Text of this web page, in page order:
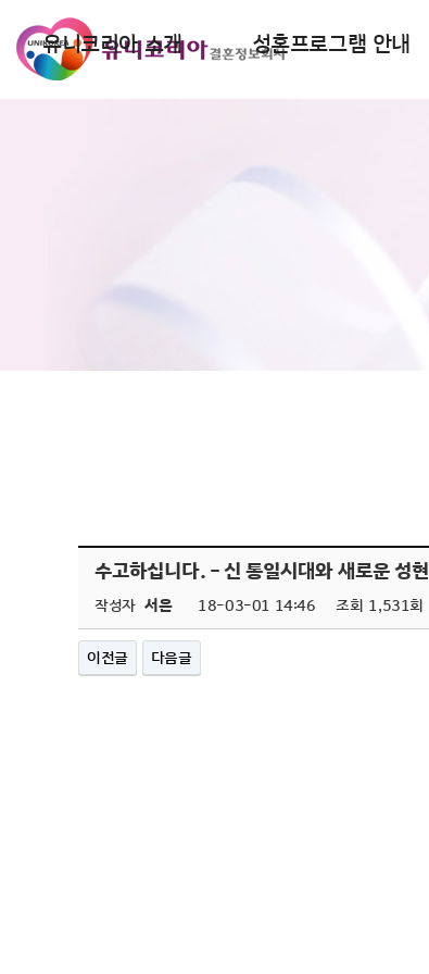
유니코리아 소개 성혼프로그램 안내
수고하십니다. - 신 통일시대와 새로운 성현
작성자 서은 18-03-01 14:46 조회 1,531회
이전글 다음글